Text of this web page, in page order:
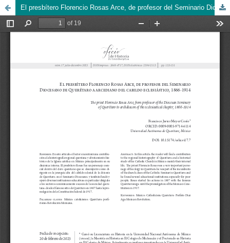
El presbítero Florencio Rosas Arce, de profesor del Seminario Diocesano de Querétaro a arcediano del cabildo eclesiástico, 1866 -1914